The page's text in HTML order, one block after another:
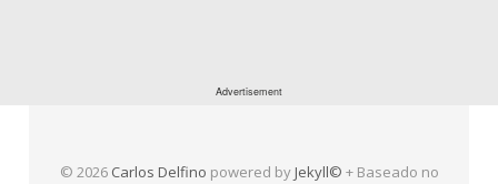
© 2026 Carlos Delfino powered by Jekyll© + Baseado no